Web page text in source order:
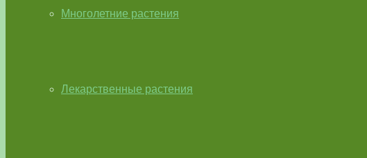
Многолетние растения
Лекарственные растения